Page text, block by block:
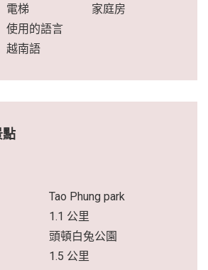
電梯
家庭房
使用的語言
越南語
點
Tao Phung park
1.1 公里
頭頓白兔公園
1.5 公里